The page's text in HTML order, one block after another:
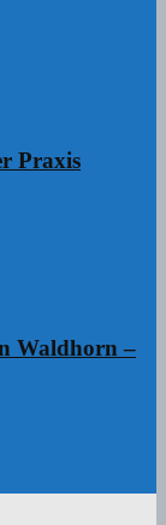
Praxis
Waldhorn –